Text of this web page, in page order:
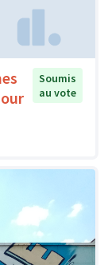
Soumis
au vote